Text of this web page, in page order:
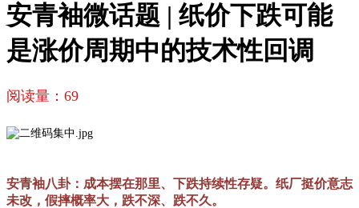
安青袖微话题 | 纸价下跌可能
是涨价周期中的技术性回调
阅读量： 69
安青袖八卦：成本摆在那里、下跌持续性存疑。纸厂挺价意志
未改，假摔概率大，跌不深、跌不久。